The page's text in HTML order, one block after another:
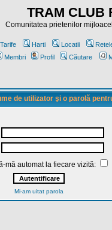
TRAM CLUB
Comunitatea prietenilor
Tarife Harti Locatii
Membri
Profil Căutare
de utilizator şi o parolă
mă automat la fiecare vizită:
Mi-am uitat parola